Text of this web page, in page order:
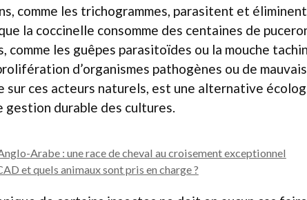
comme les trichogrammes, parasitent et
la coccinelle consomme des centaines de
comme les guêpes parasitoïdes ou la mouche
d’organismes pathogènes ou de
sur ces acteurs naturels, est une alternative
gestion durable des cultures.
Arabe : une race de cheval au croisement exceptionnel
et quels animaux sont pris en charge ?